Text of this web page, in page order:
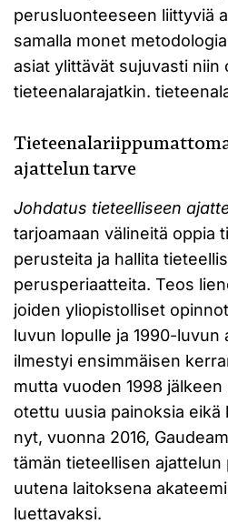
perusluonteeseen liittyviä
samalla monet
asiat ylittävät sujuvasti niin
tieteenalarajatkin.
ajattelun tarve
Johdatus tieteelliseen
tarjoamaan välineitä oppia
perusteita ja hallita
perusperiaatteita. Teos
joiden yliopistolliset
luvun lopulle ja 1990-luvun
ilmestyi ensimmäisen
mutta vuoden 1998 jälkeen
otettu uusia painoksia eikä
nyt, vuonna 2016,
tämän tieteellisen
uutena laitoksena
luettavaksi.